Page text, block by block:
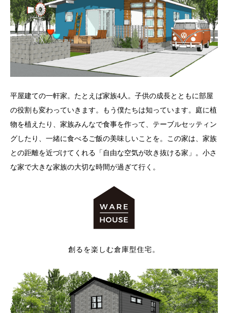
平屋建ての一軒家。たとえば家族4人。子供の成長とともに部屋
の役割も変わっていきます。もう僕たちは知っています。庭に植
物を植えたり、家族みんなで食事を作って、テーブルセッティン
グしたり、一緒に食べるご飯の美味しいことを。この家は、家族
との距離を近づけてくれる「自由な空気が吹き抜ける家」。小さ
な家で大きな家族の大切な時間が過ぎて行く。
創るを楽しむ倉庫型住宅。